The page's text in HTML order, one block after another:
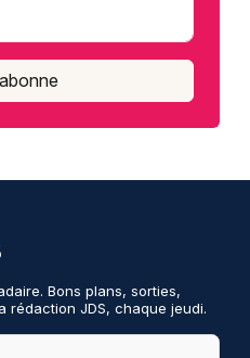
Bons plans, sorties,
rédaction JDS, chaque jeudi.